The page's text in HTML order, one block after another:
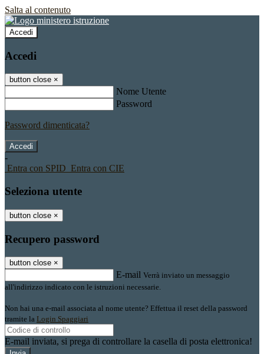
Salta al contenuto
Accedi
Accedi
button close ×
Nome Utente
Password
Password dimenticata?
-
Entra con SPID Entra con CIE
Seleziona utente
button close ×
Recupero password
button close ×
E-mail Verrà inviato un messaggio
all'indirizzo indicato con le istruzioni necessarie.
Non hai una e-mail associata al nome utente? Effettua il reset della password
tramite la Login Spaggiari
E-mail inviata, si prega di controllare la casella di posta elettronica!